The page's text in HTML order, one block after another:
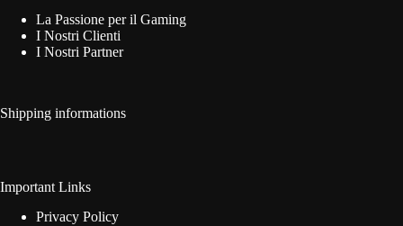
La Passione per il Gaming
I Nostri Clienti
I Nostri Partner
Shipping informations
Important Links
Privacy Policy